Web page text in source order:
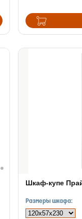
Шкаф-купе
Размеры шкафа: